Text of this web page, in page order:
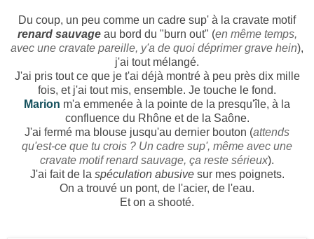
Du coup, un peu comme un cadre sup' à la cravate motif
renard sauvageau bord du "burn out" (en même temps,
avec une cravate pareille, y'a de quoi déprimer grave hein),
j'ai tout mélangé.
J'ai pris tout ce que je t'ai déjà montré à peu près dix mille
fois, et j'ai tout mis, ensemble. Je touche le fond.
Marion m'a emmenée à la pointe de la presqu'île, à la
confluence du Rhône et de la Saône.
J'ai fermé ma blouse jusqu'au dernier bouton (attends
qu'est-ce que tu crois ? Un cadre sup', même avec une
cravate motif renard sauvage, ça reste sérieux).
J'ai fait de la spéculation abusivesur mes poignets.
On a trouvé un pont, de l'acier, de l'eau.
Et on a shooté.